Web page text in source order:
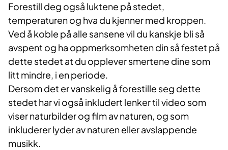
Forestill deg også luktene på stedet,
temperaturen og hva du kjenner med kroppen.
Ved å koble på alle sansene vil du kanskje bli så
avspent og ha oppmerksomheten din så festet på
dette stedet at du opplever smertene dine som
litt mindre, i en periode.
Dersom det er vanskelig å forestille seg dette
stedet har vi også inkludert lenker til video som
viser naturbilder og film av naturen, og som
inkluderer lyder av naturen eller avslappende
musikk.